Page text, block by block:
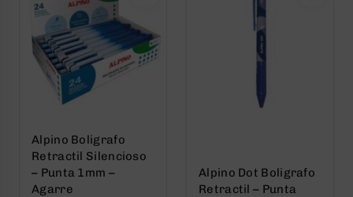
Alpino Boligrafo
Retractil Silencioso
– Punta 1mm –
Agarre
Alpino Dot Boligrafo
Retractil – Punta